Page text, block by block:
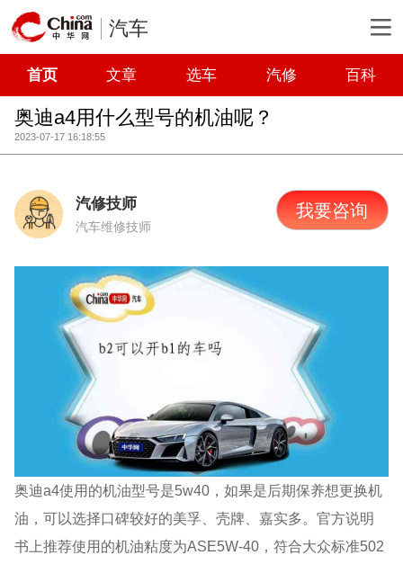
汽车
首页 文章 选车 汽修 百科
奥迪a4用什么型号的机油呢？
2023-07-17 16:18:55
汽修技师
汽车维修技师
我要咨询
奥迪a4使用的机油型号是5w40，如果是后期保养想更换机
油，可以选择口碑较好的美孚、壳牌、嘉实多。官方说明
书上推荐使用的机油粘度为ASE5W-40，符合大众标准502